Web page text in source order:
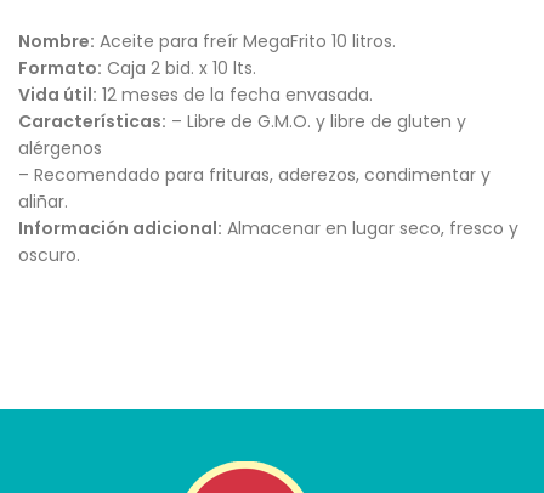
Nombre: Aceite para freír MegaFrito 10 litros.
Formato: Caja 2 bid. x 10 lts.
Vida útil: 12 meses de la fecha envasada.
Características: – Libre de G.M.O. y libre de gluten y
alérgenos
– Recomendado para frituras, aderezos, condimentar y
aliñar.
Información adicional: Almacenar en lugar seco, fresco y
oscuro.